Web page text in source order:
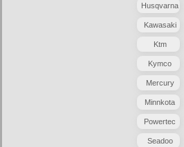
Husqvarna
Kawasaki
Ktm
Kymco
Mercury
Minnkota
Powertec
Seadoo